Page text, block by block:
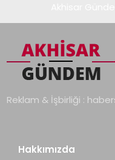
Reklam & İşbirliği :
Hakkımızda